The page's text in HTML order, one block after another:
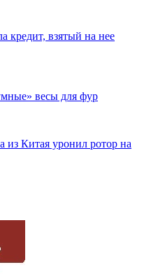
кредит, взятый на нее
весы для фур
из Китая уронил ротор на